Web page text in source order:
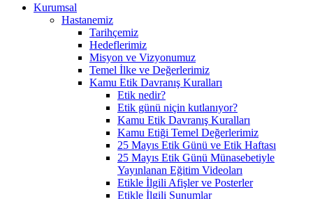
Kurumsal
Hastanemiz
Tarihçemiz
Hedeflerimiz
Misyon ve Vizyonumuz
Temel İlke ve Değerlerimiz
Kamu Etik Davranış Kuralları
Etik nedir?
Etik günü niçin kutlanıyor?
Kamu Etik Davranış Kuralları
Kamu Etiği Temel Değerlerimiz
25 Mayıs Etik Günü ve Etik Haftası
25 Mayıs Etik Günü Münasebetiyle
Yayınlanan Eğitim Videoları
Etikle İlgili Afişler ve Posterler
Etikle İlgili Sunumlar